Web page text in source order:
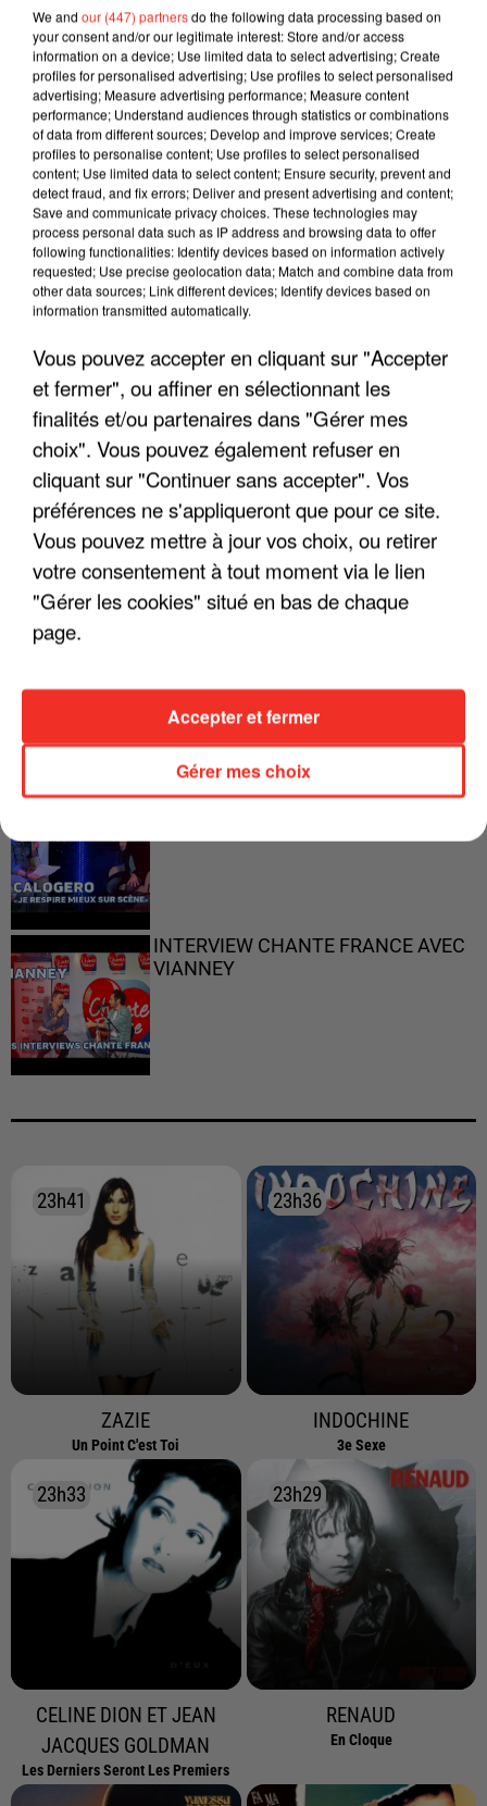
LES INTERVIEWS CHANTE
FRANCE
Voir plus
"JE SUIS À DISPOSITION DES
ENFOIRÉS"
"ON A TOUS LE TRAC"
"JE RESPIRE MIEUX SUR SCÈNE" -
INTERVIEW CHANTE FRANCE AVEC
VIANNEY
23h41
23h41
ZAZIE
Un Point C'est Toi
23h36
23h36
INDOCHINE
3e Sexe
23h33
23h33
CELINE DION ET JEAN
JACQUES GOLDMAN
Les Derniers Seront Les Premiers
23h29
23h29
RENAUD
En Cloque
We and our (447) partnersdo the following data processing based on
your consent and/or our legitimate interest: Store and/or access
information on a device; Use limited data to select advertising; Create
profiles for personalised advertising; Use profiles to select personalised
advertising; Measure advertising performance; Measure content
performance; Understand audiences through statistics or combinations
of data from different sources; Develop and improve services; Create
profiles to personalise content; Use profiles to select personalised
content; Use limited data to select content; Ensure security, prevent and
detect fraud, and fix errors; Deliver and present advertising and content;
Save and communicate privacy choices. These technologies may
process personal data such as IP address and browsing data to offer
following functionalities: Identify devices based on information actively
requested; Use precise geolocation data; Match and combine data from
other data sources; Link different devices; Identify devices based on
information transmitted automatically.
Vous pouvez accepter en cliquant sur "Accepter
et fermer", ou affiner en sélectionnant les
finalités et/ou partenaires dans "Gérer mes
choix". Vous pouvez également refuser en
cliquant sur "Continuer sans accepter". Vos
préférences ne s'appliqueront que pour ce site.
Vous pouvez mettre à jour vos choix, ou retirer
votre consentement à tout moment via le lien
"Gérer les cookies" situé en bas de chaque
page.
Gérer mes choix
Accepter et fermer